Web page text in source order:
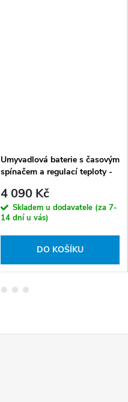
Umyvadlová baterie s časovým
spínačem a regulací teploty -
4 090 Kč
Skladem u dodavatele (za 7-
14 dní u vás)
DO KOŠÍKU